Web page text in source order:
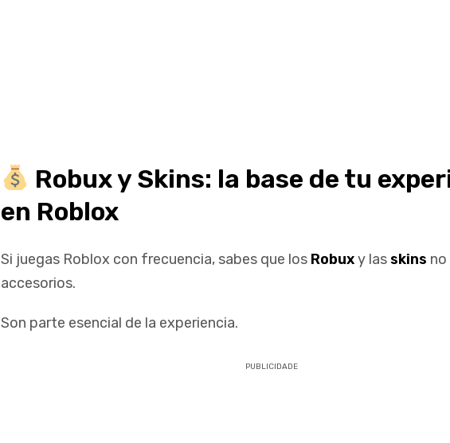
Robux y Skins: la base de tu
en Roblox
Si juegas Roblox con frecuencia, sabes que los Robuxy lasskins no
accesorios.
Son parte esencial de la experiencia.
PUBLICIDADE